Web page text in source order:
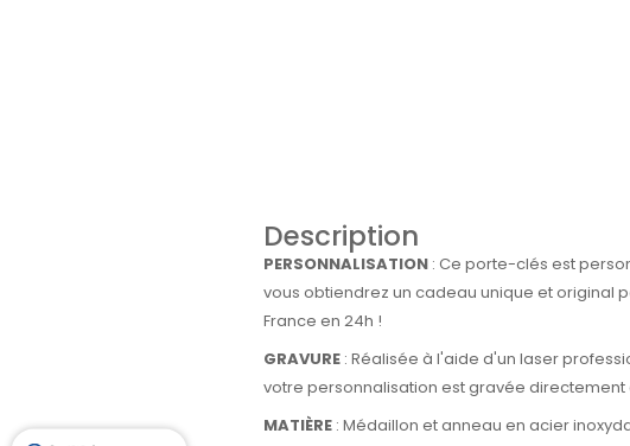
Description
PERSONNALISATION: Ce porte-clés est
vous obtiendrez un cadeau unique et original
France en 24h !
GRAVURE: Réalisée à l'aide d'un laser
votre personnalisation est gravée directement
MATIÈRE: Médaillon et anneau en acier